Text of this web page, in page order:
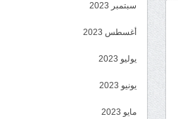
سبتمبر 2023
أغسطس 2023
يوليو 2023
يونيو 2023
مايو 2023